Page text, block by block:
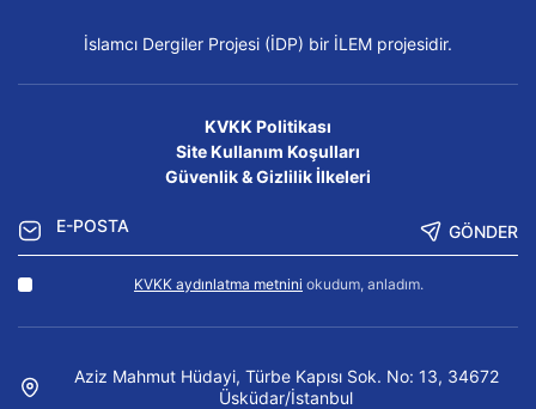
İslamcı Dergiler Projesi (İDP) bir İLEM projesidir.
KVKK Politikası
Site Kullanım Koşulları
Güvenlik & Gizlilik İlkeleri
GÖNDER
KVKK aydınlatma metnini okudum, anladım.
Aziz Mahmut Hüdayi, Türbe Kapısı Sok. No: 13, 34672
Üsküdar/İstanbul